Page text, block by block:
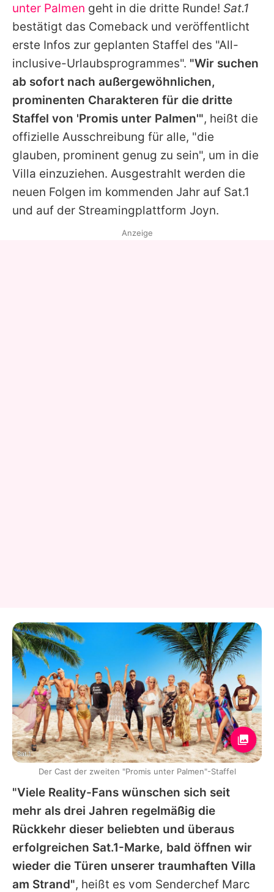
Datenschutzerklärung
Nutzungsbedingungen
Utiq verwalten
unter Palmen geht in die dritte Runde! Sat.1
bestätigt das Comeback und veröffentlicht
erste Infos zur geplanten Staffel des "All-
inclusive-Urlaubsprogrammes". "Wir suchen
ab sofort nach außergewöhnlichen,
prominenten Charakteren für die dritte
Staffel von 'Promis unter Palmen'", heißt die
offizielle Ausschreibung für alle, "die
glauben, prominent genug zu sein", um in die
Villa einzuziehen. Ausgestrahlt werden die
neuen Folgen im kommenden Jahr auf Sat.1
und auf der Streamingplattform Joyn.
"Viele Reality-Fans wünschen sich seit
mehr als drei Jahren regelmäßig die
Rückkehr dieser beliebten und überaus
erfolgreichen Sat.1-Marke, bald öffnen wir
wieder die Türen unserer traumhaften Villa
am Strand", heißt es vom Senderchef Marc
Anzeige
Sat.1
Der Cast der zweiten "Promis unter Palmen"-Staffel